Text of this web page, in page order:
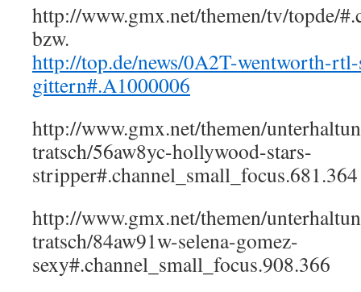
http://www.gmx.net/themen/tv/topde/
bzw.
http://top.de/news/0A2T-wentworth-
gittern#.A1000006
http://www.gmx.net/themen/
tratsch/56aw8yc-hollywood-stars-
stripper#.channel_small_focus.681.364
http://www.gmx.net/themen/
tratsch/84aw91w-selena-gomez-
sexy#.channel_small_focus.908.366